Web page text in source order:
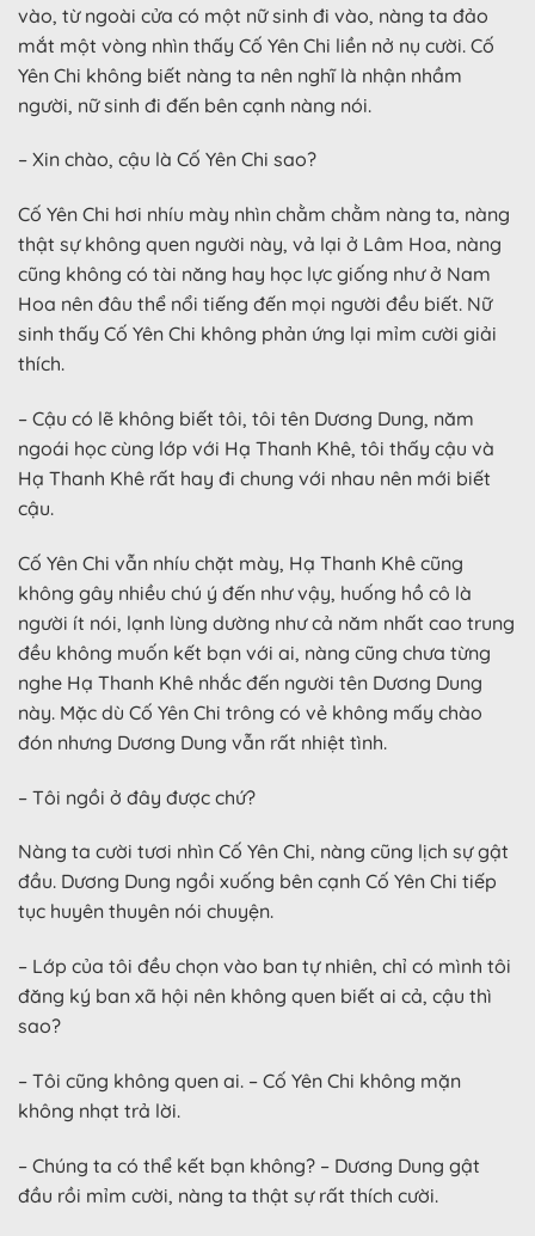
vào, từ ngoài cửa có một nữ sinh đi vào, nàng ta đảo
mắt một vòng nhìn thấy Cố Yên Chi liền nở nụ cười. Cố
Yên Chi không biết nàng ta nên nghĩ là nhận nhầm
người, nữ sinh đi đến bên cạnh nàng nói.
– Xin chào, cậu là Cố Yên Chi sao?
Cố Yên Chi hơi nhíu mày nhìn chằm chằm nàng ta, nàng
thật sự không quen người này, vả lại ở Lâm Hoa, nàng
cũng không có tài năng hay học lực giống như ở Nam
Hoa nên đâu thể nổi tiếng đến mọi người đều biết. Nữ
sinh thấy Cố Yên Chi không phản ứng lại mỉm cười giải
thích.
– Cậu có lẽ không biết tôi, tôi tên Dương Dung, năm
ngoái học cùng lớp với Hạ Thanh Khê, tôi thấy cậu và
Hạ Thanh Khê rất hay đi chung với nhau nên mới biết
cậu.
Cố Yên Chi vẫn nhíu chặt mày, Hạ Thanh Khê cũng
không gây nhiều chú ý đến như vậy, huống hồ cô là
người ít nói, lạnh lùng dường như cả năm nhất cao trung
đều không muốn kết bạn với ai, nàng cũng chưa từng
nghe Hạ Thanh Khê nhắc đến người tên Dương Dung
này. Mặc dù Cố Yên Chi trông có vẻ không mấy chào
đón nhưng Dương Dung vẫn rất nhiệt tình.
– Tôi ngồi ở đây được chứ?
Nàng ta cười tươi nhìn Cố Yên Chi, nàng cũng lịch sự gật
đầu. Dương Dung ngồi xuống bên cạnh Cố Yên Chi tiếp
tục huyên thuyên nói chuyện.
– Lớp của tôi đều chọn vào ban tự nhiên, chỉ có mình tôi
đăng ký ban xã hội nên không quen biết ai cả, cậu thì
sao?
– Tôi cũng không quen ai. – Cố Yên Chi không mặn
không nhạt trả lời.
– Chúng ta có thể kết bạn không? – Dương Dung gật
đầu rồi mỉm cười, nàng ta thật sự rất thích cười.